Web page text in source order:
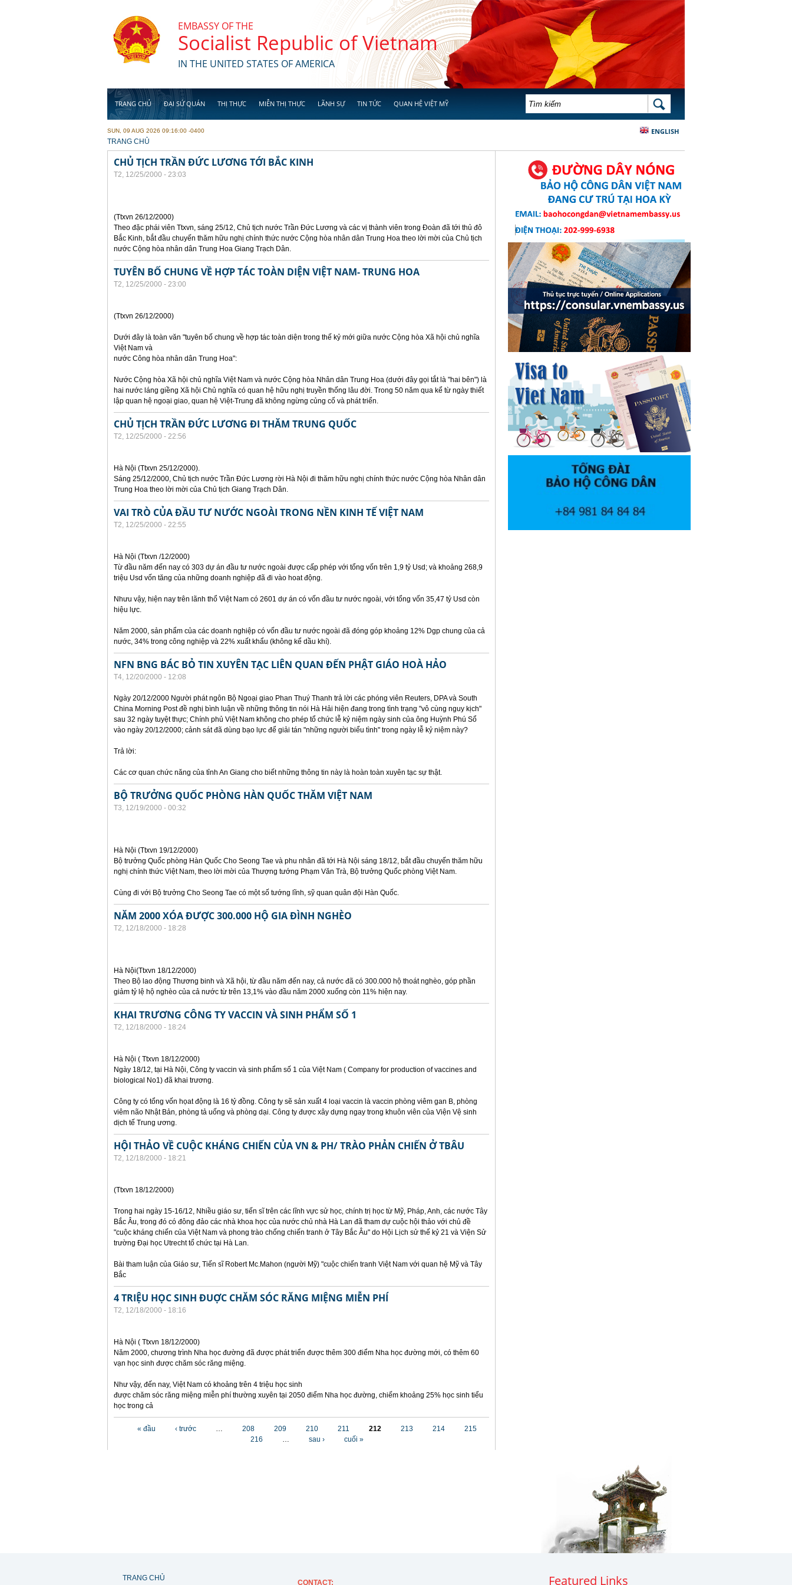
EMBASSY OF THE
Socialist Republic of Vietnam
IN THE UNITED STATES OF AMERICA
TRANG CHỦ ĐẠI SỨ QUÁN THỊ THỰC MIỄN THỊ THỰC LÃNH SỰ TIN TỨC QUAN HỆ VIỆT MỸ BIỂU MẪU TÌM KIẾM TÌM KIẾM
ENGLISH
SUN, 09 AUG 2026 09:16:00 -0400
YOU ARE HERE
TRANG CHỦ
CHỦ TỊCH TRẦN ĐỨC LƯƠNG TỚI BẮC KINH
T2, 12/25/2000 - 23:03
(Ttxvn 26/12/2000)
Theo đặc phái viên Ttxvn, sáng 25/12, Chủ tịch nước Trần Đức Lương và các vị thành viên trong Đoàn đã tới thủ đô
Bắc Kinh, bắt đầu chuyến thăm hữu nghị chính thức nước Cộng hòa nhân dân Trung Hoa theo lời mời của Chủ tịch
nước Cộng hòa nhân dân Trung Hoa Giang Trạch Dân.
TUYÊN BỐ CHUNG VỀ HỢP TÁC TOÀN DIỆN VIỆT NAM- TRUNG HOA
T2, 12/25/2000 - 23:00
(Ttxvn 26/12/2000)
Dưới đây là toàn văn "tuyên bố chung về hợp tác toàn diện trong thế kỷ mới giữa nước Cộng hòa Xã hội chủ nghĩa
Việt Nam và
nước Công hòa nhân dân Trung Hoa":
Nước Cộng hòa Xã hội chủ nghĩa Việt Nam và nước Cộng hòa Nhân dân Trung Hoa (dưới đây gọi tắt là "hai bên") là
hai nước láng giềng Xã hội Chủ nghĩa có quan hệ hữu nghị truyền thống lâu đời. Trong 50 năm qua kể từ ngày thiết
lập quan hệ ngoại giao, quan hệ Việt-Trung đã không ngừng củng cố và phát triển.
CHỦ TỊCH TRẦN ĐỨC LƯƠNG ĐI THĂM TRUNG QUỐC
T2, 12/25/2000 - 22:56
Hà Nội (Ttxvn 25/12/2000).
Sáng 25/12/2000, Chủ tịch nước Trần Đức Lương rời Hà Nội đi thăm hữu nghị chính thức nước Cộng hòa Nhân dân
Trung Hoa theo lời mời của Chủ tịch Giang Trạch Dân.
VAI TRÒ CỦA ĐẦU TƯ NƯỚC NGOÀI TRONG NỀN KINH TẾ VIỆT NAM
T2, 12/25/2000 - 22:55
Hà Nội (Ttxvn /12/2000)
Từ đầu năm đến nay có 303 dự án đầu tư nước ngoài được cấp phép với tổng vốn trên 1,9 tỷ Usd; và khoảng 268,9
triệu Usd vốn tăng của những doanh nghiệp đã đi vào hoat động.
Nhưu vậy, hiện nay trên lãnh thổ Việt Nam có 2601 dự án có vốn đầu tư nước ngoài, với tổng vốn 35,47 tỷ Usd còn
hiệu lực.
Năm 2000, sản phẩm của các doanh nghiệp có vốn đầu tư nước ngoài đã đóng góp khoảng 12% Dgp chung của cả
nước, 34% trong công nghiệp và 22% xuất khẩu (không kể dầu khí).
NFN BNG BÁC BỎ TIN XUYÊN TẠC LIÊN QUAN ĐẾN PHẬT GIÁO HOÀ HẢO
T4, 12/20/2000 - 12:08
Ngày 20/12/2000 Người phát ngôn Bộ Ngoại giao Phan Thuý Thanh trả lời các phóng viên Reuters, DPA và South
China Morning Post đề nghị bình luận về những thông tin nói Hà Hải hiện đang trong tình trạng "vô cùng nguy kịch"
sau 32 ngày tuyệt thực; Chính phủ Việt Nam không cho phép tổ chức lễ kỷ niệm ngày sinh của ông Huỳnh Phú Sổ
vào ngày 20/12/2000; cảnh sát đã dùng bạo lực để giải tán "những người biểu tình" trong ngày lễ kỷ niệm này?
Trả lời:
Các cơ quan chức năng của tỉnh An Giang cho biết những thông tin này là hoàn toàn xuyên tạc sự thật.
BỘ TRƯỞNG QUỐC PHÒNG HÀN QUỐC THĂM VIỆT NAM
T3, 12/19/2000 - 00:32
Hà Nội (Ttxvn 19/12/2000)
Bộ trưởng Quốc phòng Hàn Quốc Cho Seong Tae và phu nhân đã tới Hà Nội sáng 18/12, bắt đầu chuyến thăm hữu
nghị chính thức Việt Nam, theo lời mời của Thượng tướng Phạm Văn Trà, Bộ trưởng Quốc phòng Việt Nam.
Cùng đi với Bộ trưởng Cho Seong Tae có một số tướng lĩnh, sỹ quan quân đội Hàn Quốc.
NĂM 2000 XÓA ĐƯỢC 300.000 HỘ GIA ĐÌNH NGHÈO
T2, 12/18/2000 - 18:28
Hà Nội(Ttxvn 18/12/2000)
Theo Bộ lao động Thương binh và Xã hội, từ đầu năm đến nay, cả nước đã có 300.000 hộ thoát nghèo, góp phần
giảm tỷ lệ hộ nghèo của cả nước từ trên 13,1% vào đầu năm 2000 xuống còn 11% hiện nay.
KHAI TRƯƠNG CÔNG TY VACCIN VÀ SINH PHẨM SỐ 1
T2, 12/18/2000 - 18:24
Hà Nội ( Ttxvn 18/12/2000)
Ngày 18/12, tại Hà Nội, Công ty vaccin và sinh phẩm số 1 của Việt Nam ( Company for production of vaccines and
biological No1) đã khai trương.
Công ty có tổng vốn họat động là 16 tỷ đồng. Công ty sẽ sản xuất 4 loại vaccin là vaccin phòng viêm gan B, phòng
viêm não Nhật Bản, phòng tả uống và phòng dại. Công ty được xây dựng ngay trong khuôn viên của Viện Vệ sinh
dịch tế Trung ương.
HỘI THẢO VỀ CUỘC KHÁNG CHIẾN CỦA VN & PH/ TRÀO PHẢN CHIẾN Ở TBÂU
T2, 12/18/2000 - 18:21
(Ttxvn 18/12/2000)
Trong hai ngày 15-16/12, Nhiều giáo sư, tiến sĩ trên các lĩnh vực sử học, chính trị học từ Mỹ, Pháp, Anh, các nước Tây
Bắc Âu, trong đó có đông đảo các nhà khoa học của nước chủ nhà Hà Lan đã tham dự cuộc hội thảo với chủ đề
"cuộc kháng chiến của Việt Nam và phong trào chống chiến tranh ở Tây Bắc Âu" do Hội Lịch sử thế kỷ 21 và Viện Sử
trường Đại học Utrecht tổ chức tại Hà Lan.
Bài tham luận của Giáo sư, Tiến sĩ Robert Mc.Mahon (người Mỹ) "cuộc chiến tranh Việt Nam với quan hệ Mỹ và Tây
Bắc
4 TRIỆU HỌC SINH ĐUỢC CHĂM SÓC RĂNG MIỆNG MIỄN PHÍ
T2, 12/18/2000 - 18:16
Hà Nội ( Ttxvn 18/12/2000)
Năm 2000, chương trình Nha học đường đã được phát triển được thêm 300 điểm Nha học đường mới, có thêm 60
vạn học sinh được chăm sóc răng miệng.
Như vậy, đến nay, Việt Nam có khoảng trên 4 triệu học sinh
được chăm sóc răng miệng miễn phí thường xuyên tại 2050 điểm Nha học đường, chiếm khoảng 25% học sinh tiểu
học trong cả
« đầu ‹ trước … 208 209 210 211 212 213 214
215
216
… sau › cuối »
TRANG CHỦ
CONTACT: Featured Links